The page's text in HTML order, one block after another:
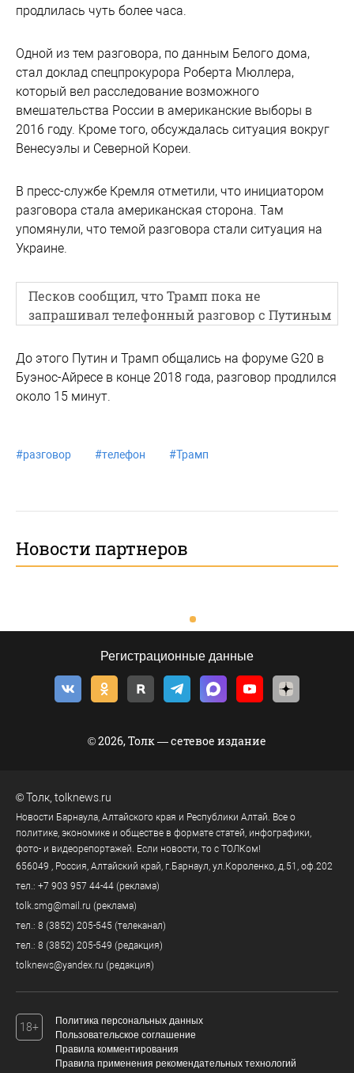
продлилась чуть более часа.
Одной из тем разговора, по данным Белого дома,
стал доклад спецпрокурора Роберта Мюллера,
который вел расследование возможного
вмешательства России в американские выборы в
2016 году. Кроме того, обсуждалась ситуация вокруг
Венесуэлы и Северной Кореи.
В пресс-службе Кремля отметили, что инициатором
разговора стала американская сторона. Там
упомянули, что темой разговора стали ситуация на
Украине.
Песков сообщил, что Трамп пока не
запрашивал телефонный разговор с Путиным
До этого Путин и Трамп общались на форуме G20 в
Буэнос-Айресе в конце 2018 года, разговор продлился
около 15 минут.
#разговор #телефон #Трамп
Новости партнеров
Регистрационные данные
© 2026, Толк — сетевое издание
©Толк tolknews.ru
Новости Барнаула, Алтайского края и Республики Алтай. Все о
политике, экономике и обществе в формате статей, инфографики,
фото- и видеорепортажей. Если новости, то с ТОЛКом!
656049 , Россия, Алтайский край, г.Барнаул, ул.Короленко, д.51, оф.202
тел.: +7 903 957 44-44 (реклама)
tolk.smg@mail.ru (реклама)
тел.: 8 (3852) 205-545 (телеканал)
тел.: 8 (3852) 205-549 (редакция)
tolknews@yandex.ru (редакция)
18+
Политика персональных данных
Пользовательское соглашение
Правила комментирования
Правила применения рекомендательных технологий